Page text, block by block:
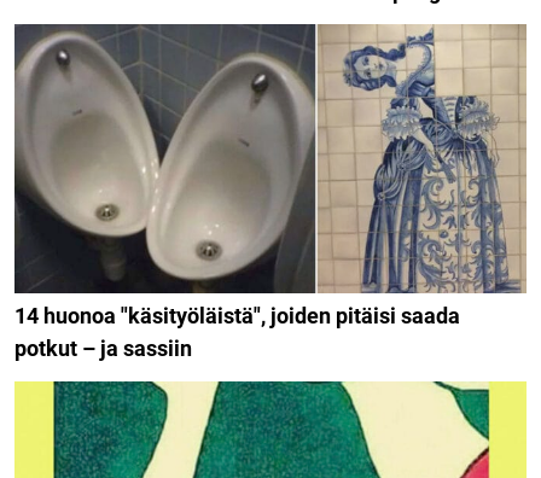
14 huonoa "käsityöläistä", joiden pitäisi saada
potkut – ja sassiin